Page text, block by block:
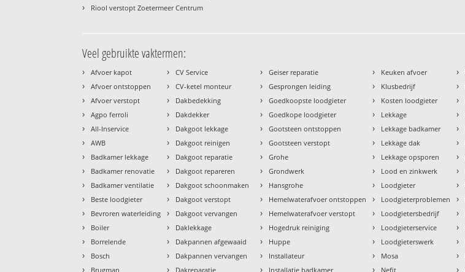
› Riool verstopt Zoetermeer Centrum
Veel gebruikte vaktermen:
› Afvoer kapot
› Afvoer ontstoppen
› Afvoer verstopt
› Agpo ferroli
› All-Inservice
› AWB
› Badkamer lekkage
› Badkamer renovatie
› Badkamer ventilatie
› Beste loodgieter
› Bevroren waterleiding
› Boiler
› Borrelende
› Bosch
› Brugman
› CV Service
› CV-ketel monteur
› Dakbedekking
› Dakdekker
› Dakgoot lekkage
› Dakgoot reinigen
› Dakgoot reparatie
› Dakgoot repareren
› Dakgoot schoonmaken
› Dakgoot verstopt
› Dakgoot vervangen
› Daklekkage
› Dakpannen afgewaaid
› Dakpannen vervangen
› Dakreparatie
› Geiser reparatie
› Gesprongen leiding
› Goedkoopste loodgieter
› Goedkope loodgieter
› Gootsteen ontstoppen
› Gootsteen verstopt
› Grohe
› Grondwerk
› Hansgrohe
› Hemelwaterafvoer ontstoppen
› Hemelwaterafvoer verstopt
› Hogedruk reiniging
› Huppe
› Installateur
› Installatie badkamer
› Keuken afvoer
› Klusbedrijf
› Kosten loodgieter
› Lekkage
› Lekkage badkamer
› Lekkage dak
› Lekkage opsporen
› Lood en zinkwerk
› Loodgieter
› Loodgieterproblemen
› Loodgietersbedrijf
› Loodgieterservice
› Loodgieterswerk
› Mosa
› Nefit
›
›
›
›
›
›
›
›
›
›
›
›
›
›
›